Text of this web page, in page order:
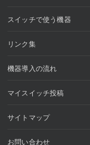
スイッチで使う機器
リンク集
機器導入の流れ
マイスイッチ投稿
サイトマップ
お問い合わせ